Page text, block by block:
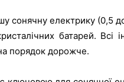
сонячну електрику (0,5
батарей.
порядок дорожче.